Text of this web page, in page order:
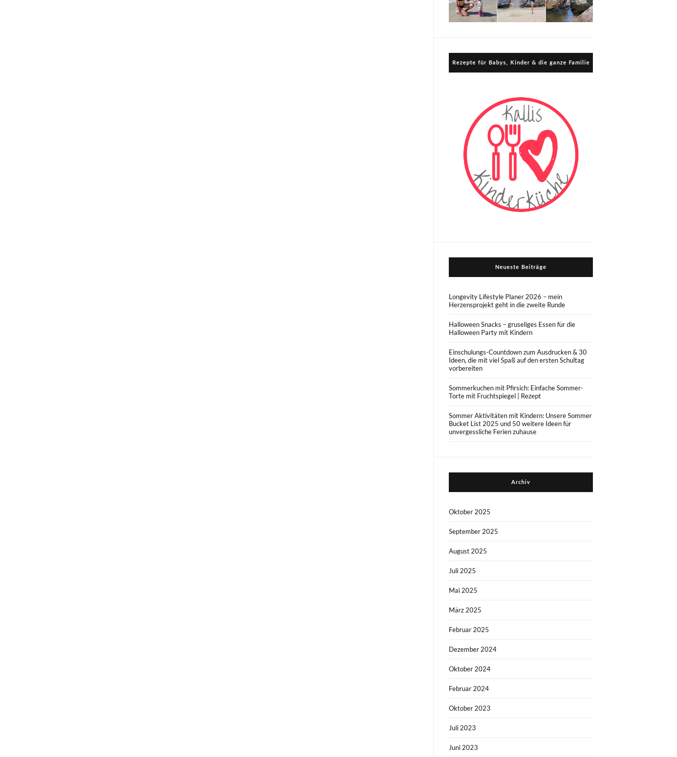
Rezepte für Babys, Kinder & die ganze Familie
Neueste Beiträge
Longevity Lifestyle Planer 2026 – mein
Herzensprojekt geht in die zweite Runde
Halloween Snacks – gruseliges Essen für die
Halloween Party mit Kindern
Einschulungs-Countdown zum Ausdrucken & 30
Ideen, die mit viel Spaß auf den ersten Schultag
vorbereiten
Sommerkuchen mit Pfirsich: Einfache Sommer-
Torte mit Fruchtspiegel | Rezept
Sommer Aktivitäten mit Kindern: Unsere Sommer
Bucket List 2025 und 50 weitere Ideen für
unvergessliche Ferien zuhause
Archiv
Oktober 2025
September 2025
August 2025
Juli 2025
Mai 2025
März 2025
Februar 2025
Dezember 2024
Oktober 2024
Februar 2024
Oktober 2023
Juli 2023
Juni 2023